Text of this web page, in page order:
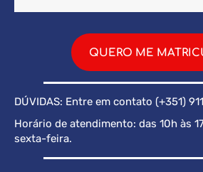
QUERO ME
DÚVIDAS: Entre em contato (+351) 911
Horário de atendimento: das 10h às
sexta-feira.